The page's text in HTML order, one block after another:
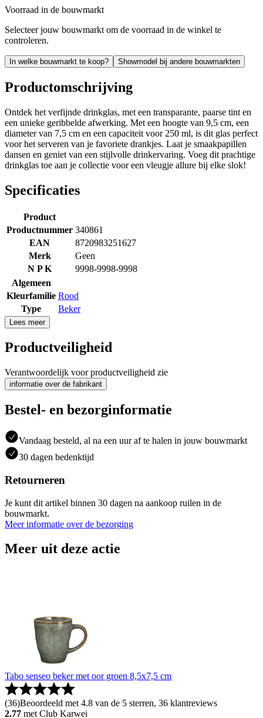
Voorraad in de bouwmarkt
Selecteer jouw bouwmarkt om de voorraad in de winkel te
controleren.
In welke bouwmarkt te koop? Showmodel bij andere bouwmarkten
Productomschrijving
Ontdek het verfijnde drinkglas, met een transparante, paarse tint en
een unieke geribbelde afwerking. Met een hoogte van 9,5 cm, een
diameter van 7,5 cm en een capaciteit voor 250 ml, is dit glas perfect
voor het serveren van je favoriete drankjes. Laat je smaakpapillen
dansen en geniet van een stijlvolle drinkervaring. Voeg dit prachtige
drinkglas toe aan je collectie voor een vleugje allure bij elke slok!
Specificaties
Product
Productnummer 340861
EAN
8720983251627
Merk
Geen
N P K
9998-9998-9998
Algemeen
Kleurfamilie Rood
Type
Beker
Lees meer
Productveiligheid
Verantwoordelijk voor productveiligheid zie
informatie over de fabrikant
Bestel- en bezorginformatie
Vandaag besteld, al na een uur af te halen in jouw bouwmarkt
30 dagen bedenktijd
Retourneren
Je kunt dit artikel binnen 30 dagen na aankoop ruilen in de
bouwmarkt.
Meer informatie over de bezorging
Meer uit deze actie
Tabo senseo beker met oor groen 8,5x7,5 cm
(36)Beoordeeld met 4.8 van de 5 sterren, 36 klantreviews
2.77 met Club Karwei